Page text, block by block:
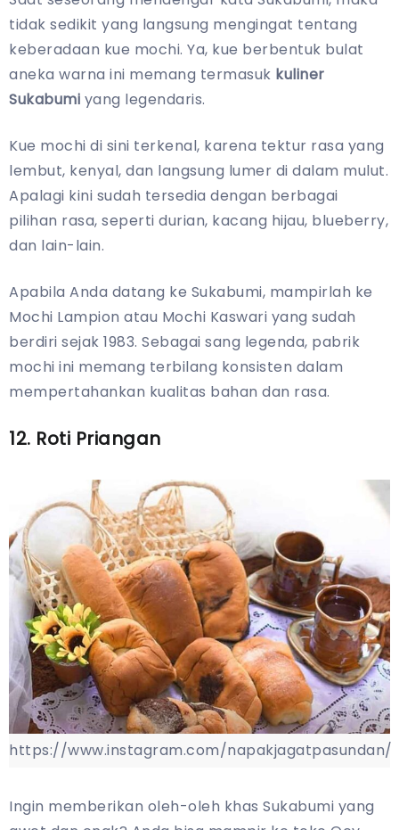
tidak sedikit yang langsung mengingat tentang
keberadaan kue mochi. Ya, kue berbentuk bulat
aneka warna ini memang termasuk kuliner
Sukabumi yang legendaris.
Kue mochi di sini terkenal, karena tektur rasa yang
lembut, kenyal, dan langsung lumer di dalam mulut.
Apalagi kini sudah tersedia dengan berbagai
pilihan rasa, seperti durian, kacang hijau, blueberry,
dan lain-lain.
Apabila Anda datang ke Sukabumi, mampirlah ke
Mochi Lampion atau Mochi Kaswari yang sudah
berdiri sejak 1983. Sebagai sang legenda, pabrik
mochi ini memang terbilang konsisten dalam
mempertahankan kualitas bahan dan rasa.
12. Roti Priangan
https://www.instagram.com/napakjagatpasundan/
Ingin memberikan oleh-oleh khas Sukabumi yang